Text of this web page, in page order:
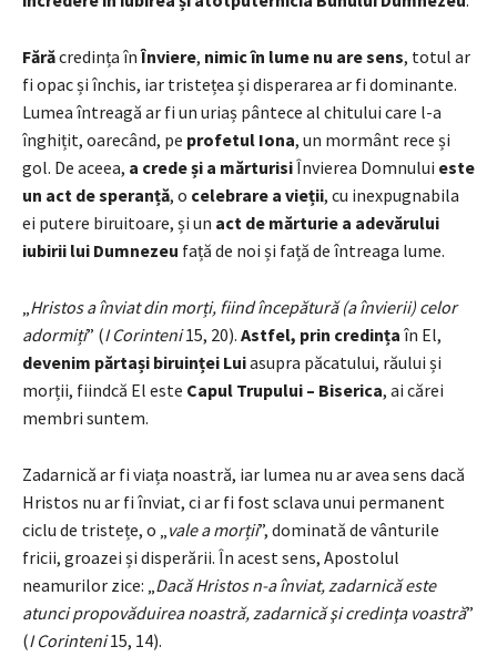
Fărăcredința înÎnviere, nimic în lume nu are sens, totul ar
fi opac și închis, iar tristețea și disperarea ar fi dominante.
Lumea întreagă ar fi un uriaș pântece al chitului care l-a
înghițit, oarecând, pe profetul Iona, un mormânt rece și
gol. De aceea, a crede și a mărturisiÎnvierea Domnului este
un act de speranță, o celebrare a vieții, cu inexpugnabila
ei putere biruitoare, și un act de mărturie a adevărului
iubirii lui Dumnezeu față de noi și față de întreaga lume.
Hristos a înviat din morți, fiind începătură (a învierii) celor
adormiți” (I Corinteni15, 20). Astfel, prin credința în El,
devenim părtași biruinței Luiasupra păcatului, răului și
morții, fiindcă El este Capul Trupului – Biserica, ai cărei
membri suntem.
Zadarnică ar fi viața noastră, iar lumea nu ar avea sens dacă
Hristos nu ar fi înviat, ci ar fi fost sclava unui permanent
ciclu de tristețe, o „ vale a morții”, dominată de vânturile
fricii, groazei și disperării. În acest sens, Apostolul
neamurilor zice: „ Dacă Hristos n-a înviat, zadarnică este
atunci propovăduirea noastră, zadarnică şi credinţa voastră”
(I Corinteni15, 14).